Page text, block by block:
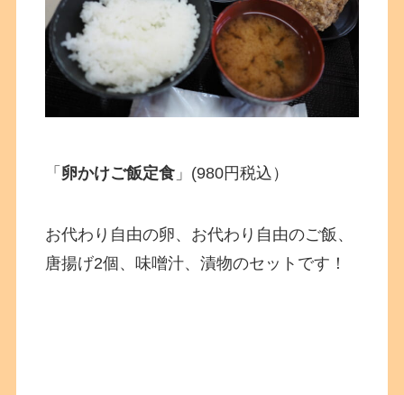
「 卵かけご飯定食 」(980円税込）
お代わり自由の卵、お代わり自由のご飯、
唐揚げ2個、味噌汁、漬物のセットです！